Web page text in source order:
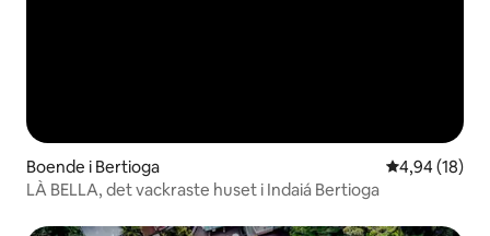
Boende i Bertioga 4,94 av 5 i
4,94 (18)
LÀ BELLA, det vackraste huset i Indaiá Bertioga